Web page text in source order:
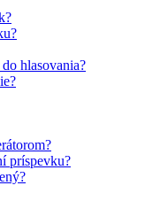
hlasovania?
príspevku?